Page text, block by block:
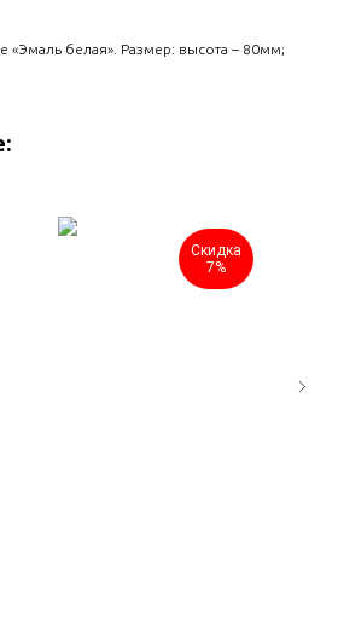
«Эмаль белая». Размер: высота – 80мм;
Скидка
7%